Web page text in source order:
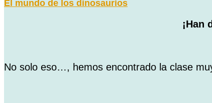
El mundo de los dinosaurios
¡Han
No solo eso…, hemos encontrado la clase